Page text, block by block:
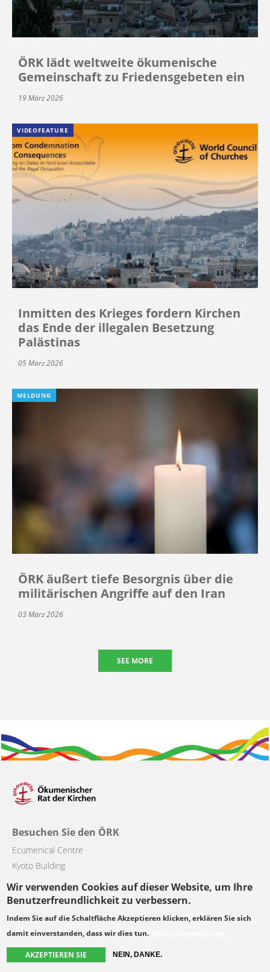
Wir verwenden Cookies auf dieser Website, um Ihre
Benutzerfreundlichkeit zu verbessern.
Indem Sie auf die Schaltfläche Akzeptieren klicken, erklären Sie sich
damit einverstanden, dass wir dies tun.
AKZEPTIEREN SIE NEIN, DANKE.
ÖRK lädt weltweite ökumenische
Gemeinschaft zu Friedensgebeten ein
19 März 2026
VIDEOFEATURE
Inmitten des Krieges fordern Kirchen
das Ende der illegalen Besetzung
Palästinas
05 März 2026
MELDUNG
ÖRK äußert tiefe Besorgnis über die
militärischen Angriffe auf den Iran
03 März 2026
SEE MORE
Besuchen Sie den ÖRK
Ecumenical Centre
Kyoto Building
Chemin du Pommier 42
CH-1218 Le Grand-Saconnex, Switzerland
navigation
Mitgliedskirchen